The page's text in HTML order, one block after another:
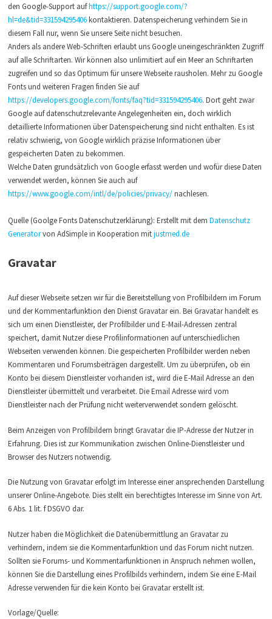
den Google-Support aufhttps://support.google.com/?
hl=de&tid=331594295406kontaktieren. Datenspeicherung verhindern Sie in
diesem Fall nur, wenn Sie unsere Seite nicht besuchen.
Anders als andere Web-Schriften erlaubt uns Google uneingeschränkten Zugriff
auf alle Schriftarten. Wir können also unlimitiert auf ein Meer an Schriftarten
zugreifen und so das Optimum für unsere Webseite rausholen. Mehr zu Google
Fonts und weiteren Fragen finden Sie auf
https://developers.google.com/fonts/faq?tid=331594295406. Dort geht zwar
Google auf datenschutzrelevante Angelegenheiten ein, doch wirklich
detaillierte Informationen über Datenspeicherung sind nicht enthalten. Es ist
relativ schwierig, von Google wirklich präzise Informationen über
gespeicherten Daten zu bekommen.
Welche Daten grundsätzlich von Google erfasst werden und wofür diese Daten
verwendet werden, können Sie auch auf
https://www.google.com/intl/de/policies/privacy/nachlesen.
Quelle (Goolge Fonts Datenschutzerklärung): Erstellt mit dem Datenschutz
Generatorvon AdSimple in Kooperation mitjustmed.de
Gravatar
Auf dieser Webseite setzen wir für die Bereitstellung von Profilbildern im Forum
und der Kommentarfunktion den Dienst Gravatar ein. Bei Gravatar handelt es
sich um einen Dienstleister, der Profilbilder und E-Mail-Adressen zentral
speichert, damit Nutzer diese Profilinformationen auf unterschiedlichen
Webseiten verwenden können. Die gespeicherten Profilbilder werden neben
Kommentaren und Forumsbeiträgen dargestellt. Um zu überprüfen, ob ein
Konto bei diesem Dienstleister vorhanden ist, wird die E-Mail Adresse an den
Dienstleister übermittelt und verarbeitet. Die Email Adresse wird vom
Dienstleister nach der Prüfung nicht weiterverwendet sondern gelöscht.
Beim Anzeigen von Profilbildern bringt Gravatar die IP-Adresse der Nutzer in
Erfahrung. Dies ist zur Kommunikation zwischen Online-Dienstleister und
Browser des Nutzers notwendig.
Die Nutzung von Gravatar erfolgt im Interesse einer ansprechenden Darstellung
unserer Online-Angebote. Dies stellt ein berechtigtes Interesse im Sinne von Art.
6 Abs. 1 lit. f DSGVO dar.
Nutzer haben die Möglichkeit die Datenübermittlung an Gravatar zu
verhindern, indem sie die Kommentarfunktion und das Forum nicht nutzen.
Sollten sie Forums- und Kommentarfunktionen in Anspruch nehmen wollen,
können Sie die Darstellung eines Profilbilds verhindern, indem Sie eine E-Mail
Adresse verwenden für die kein Konto bei Gravatar erstellt ist.
Vorlage/Quelle: